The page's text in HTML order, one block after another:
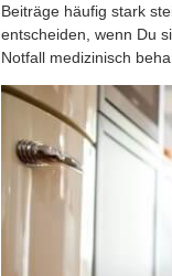
Beiträge häufig stark
entscheiden, wenn Du
Notfall medizinisch